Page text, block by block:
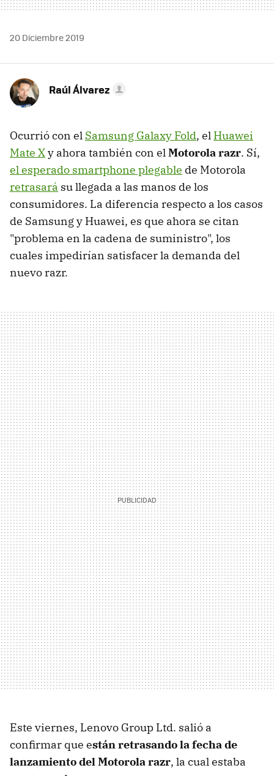
20 Diciembre 2019
Raúl Álvarez
Ocurrió con el Samsung Galaxy Fold, el Huawei
Mate Xy ahora también con elMotorola razr. Sí,
el esperado smartphone plegable de Motorola
retrasará su llegada a las manos de los
consumidores. La diferencia respecto a los casos
de Samsung y Huawei, es que ahora se citan
"problema en la cadena de suministro", los
cuales impedirían satisfacer la demanda del
nuevo razr.
Este viernes, Lenovo Group Ltd. salió a
confirmar que están retrasando la fecha de
lanzamiento del Motorola razr, la cual estaba